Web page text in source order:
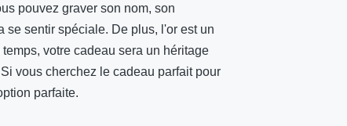
pouvez graver son nom, son
sentir spéciale. De plus, l'or est un
votre cadeau sera un héritage
vous cherchez le cadeau parfait pour
parfaite.